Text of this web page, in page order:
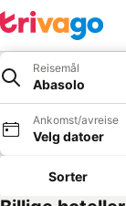
Reisemål
Abasolo
Ankomst/avreise
Velg datoer
Sorter